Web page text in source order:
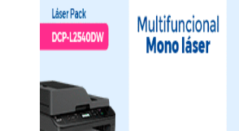
Cliniesthetic lanza su Plan de
17 agosto, 2024